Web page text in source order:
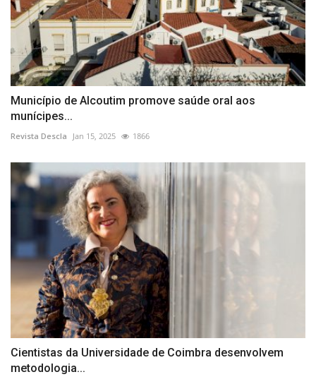
Município de Alcoutim promove saúde oral aos
munícipes...
Revista Descla Jan 15, 2025 1866
Cientistas da Universidade de Coimbra desenvolvem
metodologia...